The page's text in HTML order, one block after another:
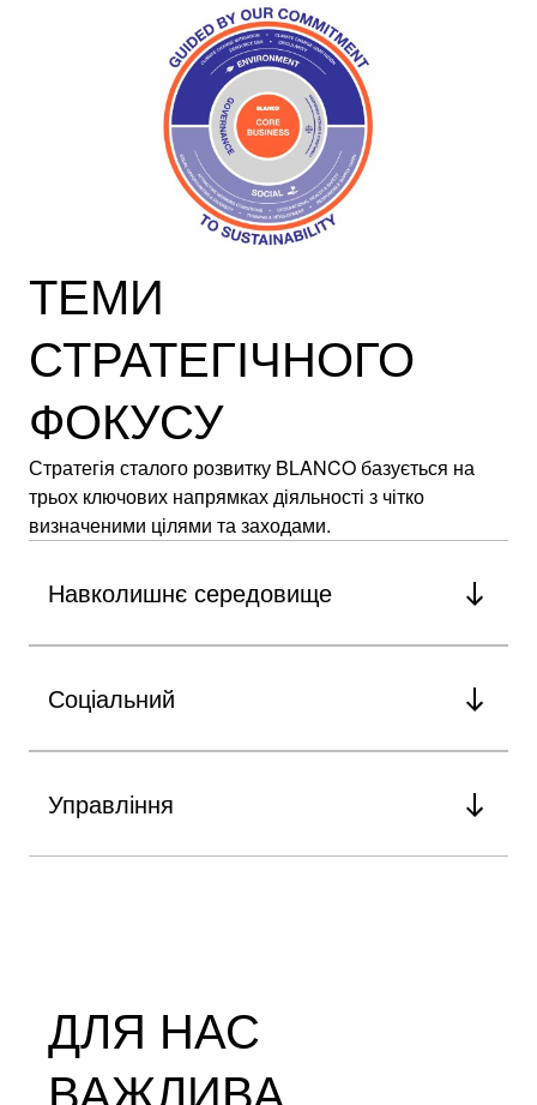
ТЕМИ
СТРАТЕГІЧНОГО
ФОКУСУ
Стратегія сталого розвитку BLANCO базується на
трьох ключових напрямках діяльності з чітко
визначеними цілями та заходами.
Навколишнє середовище
Соціальний
Управління
ДЛЯ НАС